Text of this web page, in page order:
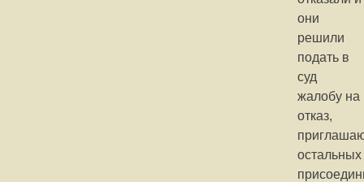
они
решили
подать в
суд
жалобу на
отказ,
остальных